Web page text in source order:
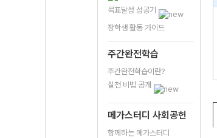
목표달성 성공기
장학생 활동 가이드
주간완전학습
주간완전학습이란?
실천 비법 공개
메가스터디 사회공헌
함께하는 메가스터디